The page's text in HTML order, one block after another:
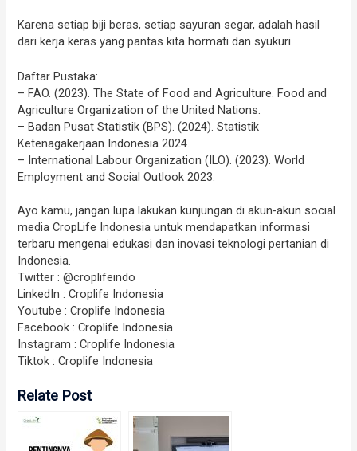
Karena setiap biji beras, setiap sayuran segar, adalah hasil
dari kerja keras yang pantas kita hormati dan syukuri.
Daftar Pustaka:
– FAO. (2023). The State of Food and Agriculture. Food and
Agriculture Organization of the United Nations.
– Badan Pusat Statistik (BPS). (2024). Statistik
Ketenagakerjaan Indonesia 2024.
– International Labour Organization (ILO). (2023). World
Employment and Social Outlook 2023.
Ayo kamu, jangan lupa lakukan kunjungan di akun-akun social
media CropLife Indonesia untuk mendapatkan informasi
terbaru mengenai edukasi dan inovasi teknologi pertanian di
Indonesia.
Twitter : @croplifeindo
LinkedIn : Croplife Indonesia
Youtube : Croplife Indonesia
Facebook : Croplife Indonesia
Instagram : Croplife Indonesia
Tiktok : Croplife Indonesia
Relate Post